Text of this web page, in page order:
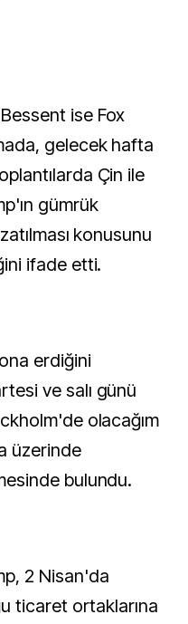
ise Fox
gelecek hafta
Çin ile
gümrük
konusunu
ifade etti.
erdiğini
ve salı günü
olacağım
üzerinde
bulundu.
2 Nisan'da
ticaret ortaklarına